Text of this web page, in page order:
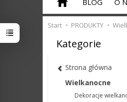
BLOG O
Start PRODUKTY
Kategorie
Strona główna
Wielkanocne
Dekoracje